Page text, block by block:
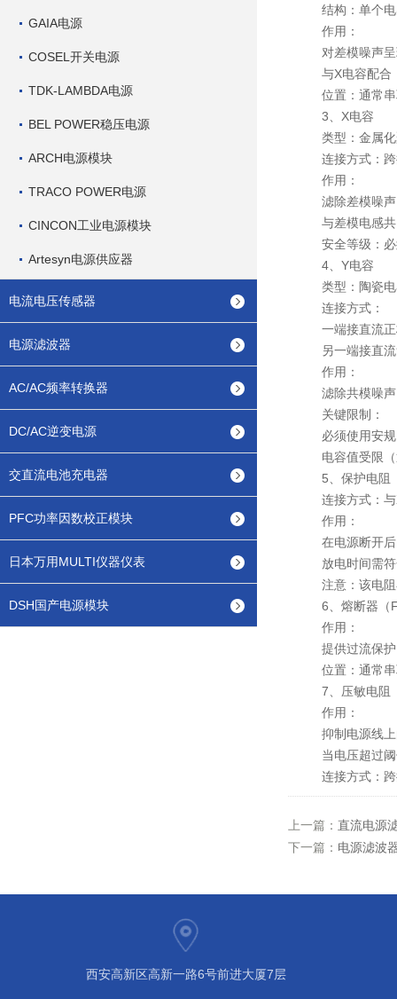
GAIA电源
COSEL开关电源
TDK-LAMBDA电源
BEL POWER稳压电源
ARCH电源模块
TRACO POWER电源
CINCON工业电源模块
Artesyn电源供应器
电流电压传感器
电源滤波器
AC/AC频率转换器
DC/AC逆变电源
交直流电池充电器
PFC功率因数校正模块
日本万用MULTI仪器仪表
DSH国产电源模块
结构：单个电
作用：
对差模噪声呈
与X电容配合，
位置：通常串
3、X电容
类型：金属化
连接方式：跨
作用：
滤除差模噪声
与差模电感共
安全等级：必
4、Y电容
类型：陶瓷电
连接方式：
一端接直流正
另一端接直流
作用：
滤除共模噪声
关键限制：
必须使用安规
电容值受限（
5、保护电阻
连接方式：与
作用：
在电源断开后
放电时间需符
注意：该电阻
6、熔断器（
作用：
提供过流保护
位置：通常串
7、压敏电阻（
作用：
抑制电源线上
当电压超过阈
连接方式：跨
上一篇： 直流电源
下一篇： 电源滤波
西安高新区高新一路6号前进大厦7层